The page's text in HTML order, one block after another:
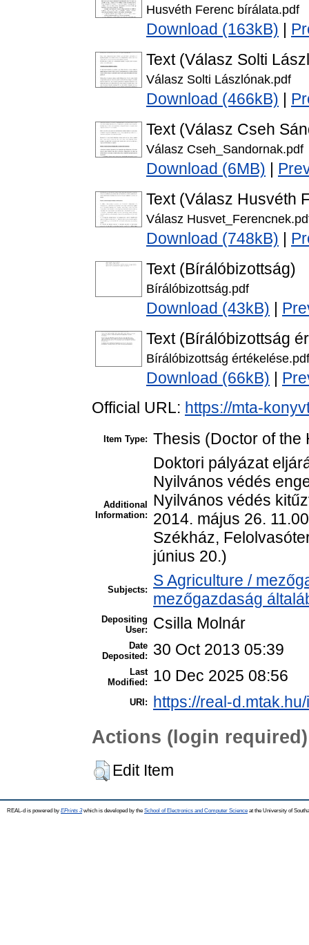
Husvéth Ferenc bírálata.pdf
Download (163kB)
Text (Válasz Solti
Válasz Solti Lászlónak.pdf
Download (466kB)
Text (Válasz Cseh
Válasz Cseh_Sandornak.pdf
Download (6MB)
Text (Válasz Husvéth
Válasz
Download (748kB)
Text (Bírálóbizottság)
Bírálóbizottság.pdf
Download (43kB)
Text (Bírálóbizottság
Bírálóbizottság értékelése.pdf
Download (66kB)
Official URL: https://mta-
Item Type: Thesis (Doctor of the
Additional
Information:
Doktori pályázat
Nyilvános védés
Nyilvános védés
2014. május 26.
Székház,
június 20.)
Subjects:
S Agriculture /
mezőgazdaság
Depositing
User:
Csilla Molnár
Date
Deposited:
30 Oct 2013 05:39
Last
Modified:
10 Dec 2025 08:56
URI: https://real-
Actions (login required)
Edit Item
REAL-d is powered by EPrints 3which is developed by the School of Electronics and Computer Science at the University of